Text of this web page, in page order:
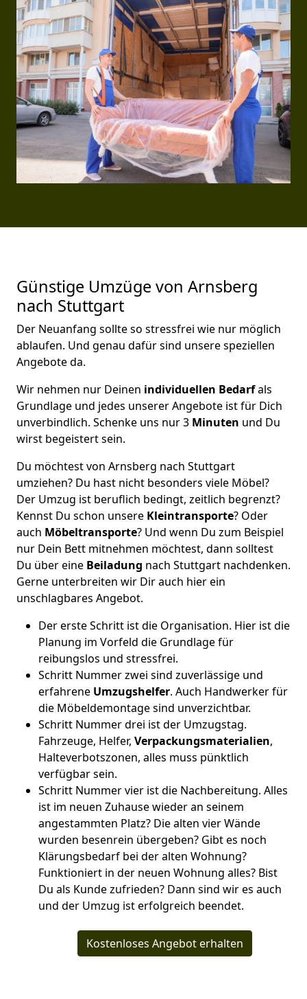
Günstige Umzüge von Arnsberg
nach Stuttgart
Der Neuanfang sollte so stressfrei wie nur möglich
ablaufen. Und genau dafür sind unsere speziellen
Angebote da.
Wir nehmen nur Deinen individuellen Bedarfals
Grundlage und jedes unserer Angebote ist für Dich
unverbindlich. Schenke uns nur 3 Minuten und Du
wirst begeistert sein.
Du möchtest von Arnsberg nach Stuttgart
umziehen? Du hast nicht besonders viele Möbel?
Der Umzug ist beruflich bedingt, zeitlich begrenzt?
Kennst Du schon unsere Kleintransporte? Oder
auch Möbeltransporte? Und wenn Du zum Beispiel
nur Dein Bett mitnehmen möchtest, dann solltest
Du über eine Beiladung nach Stuttgart nachdenken.
Gerne unterbreiten wir Dir auch hier ein
unschlagbares Angebot.
Der erste Schritt ist die Organisation. Hier ist die
Planung im Vorfeld die Grundlage für
reibungslos und stressfrei.
Schritt Nummer zwei sind zuverlässige und
erfahrene Umzugshelfer. Auch Handwerker für
die Möbeldemontage sind unverzichtbar.
Schritt Nummer drei ist der Umzugstag.
Fahrzeuge, Helfer, Verpackungsmaterialien,
Halteverbotszonen, alles muss pünktlich
verfügbar sein.
Schritt Nummer vier ist die Nachbereitung. Alles
ist im neuen Zuhause wieder an seinem
angestammten Platz? Die alten vier Wände
wurden besenrein übergeben? Gibt es noch
Klärungsbedarf bei der alten Wohnung?
Funktioniert in der neuen Wohnung alles? Bist
Du als Kunde zufrieden? Dann sind wir es auch
und der Umzug ist erfolgreich beendet.
Kostenloses Angebot erhalten